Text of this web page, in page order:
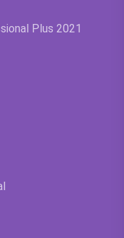
Plus 2021